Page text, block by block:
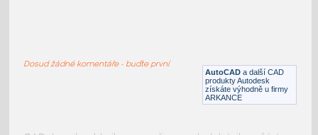
AutoCAD a další CAD
produkty Autodesk
získáte výhodně u firmy
ARKANCE
Dosud žádné komentáře - buďte první